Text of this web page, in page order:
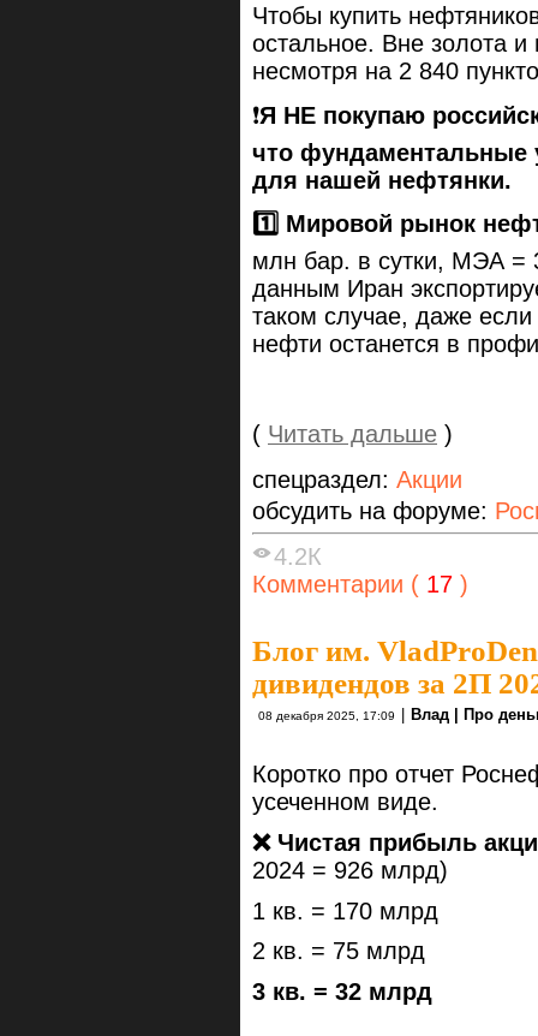
Чтобы купить
остальное. Вне золота
несмотря на 2 840
❗️Я НЕ покупаю
что фундаментальные
для нашей нефтянки.
1️⃣ Мировой рынок
млн бар. в сутки, МЭА =
данным Иран
таком случае, даже
нефти останется в
( Читать дальше )
спецраздел: Акции
обсудить на форуме:
4.2К
Комментарии ( 17 )
Блог им.
дивидендов за 2П
08 декабря 2025, 17:09 Влад | Про
Коротко про отчет
усеченном виде.
❌ Чистая прибыль
2024 = 926 млрд)
1 кв. = 170 млрд
2 кв. = 75 млрд
3 кв. = 32 млрд